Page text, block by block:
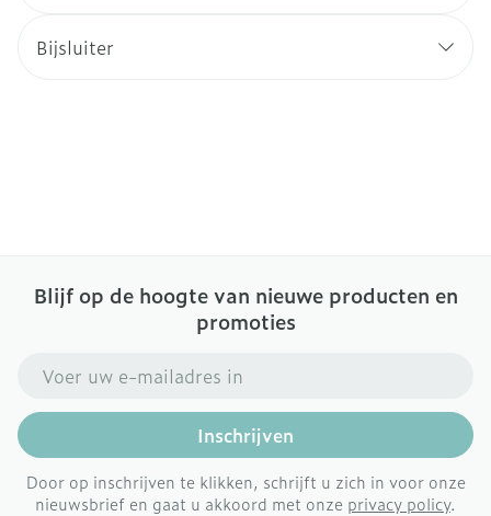
Bijsluiter
Blijf op de hoogte van nieuwe producten en
promoties
Inschrijven
Door op inschrijven te klikken, schrijft u zich in voor onze
nieuwsbrief en gaat u akkoord met onze privacy policy.